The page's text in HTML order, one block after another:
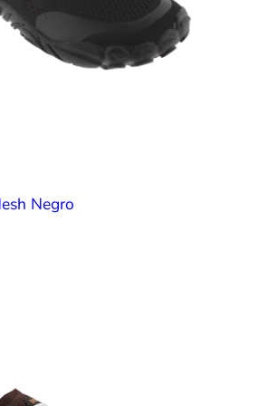
Negro